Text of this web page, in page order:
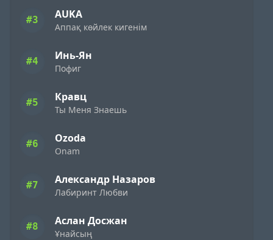
#3 AUKA
Аппақ көйлек кигенім
#4 Инь-Ян
Пофиг
#5 Кравц
Ты Меня Знаешь
#6 Ozoda
Onam
#7 Александр Назаров
Лабиринт Любви
#8 Аслан Досжан
Ұнайсың